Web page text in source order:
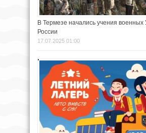
В Термезе начались учения военных
России
17.07.2025 01:00